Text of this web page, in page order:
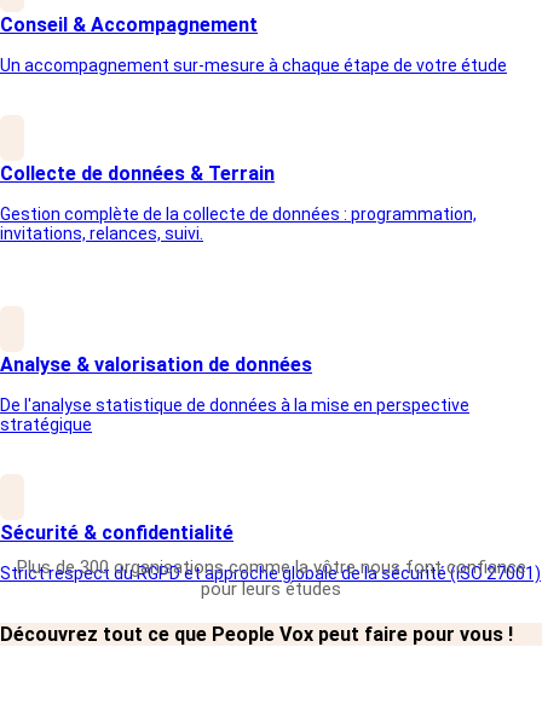
Conseil & Accompagnement
Un accompagnement sur-mesure à chaque étape de votre étude
Collecte de données & Terrain
Gestion complète de la collecte de données : programmation,
invitations, relances, suivi.
Analyse & valorisation de données
De l'analyse statistique de données à la mise en perspective
stratégique
Sécurité & confidentialité
Strict respect du RGPD et approche globale de la sécurité (ISO 27001)
Découvrez tout ce que People Vox peut faire pour vous !
Plus de 300 organisations comme la vôtre nous font confiance
pour leurs études